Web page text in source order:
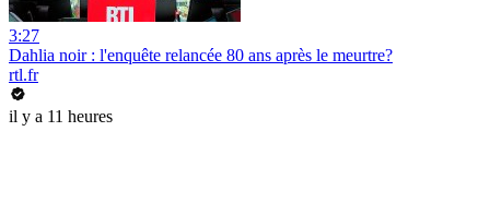
3:27
Dahlia noir : l'enquête relancée 80 ans après le meurtre?
rtl.fr
il y a 11 heures